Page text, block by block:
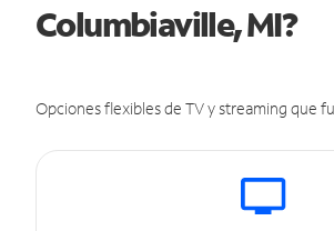
Columbiaville, MI?
Opciones flexibles de TV y streaming que